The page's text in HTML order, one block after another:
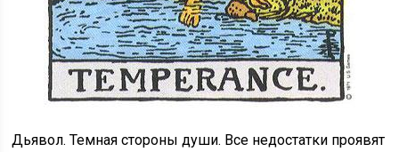
Дьявол. Темная стороны души. Все недостатки проявят